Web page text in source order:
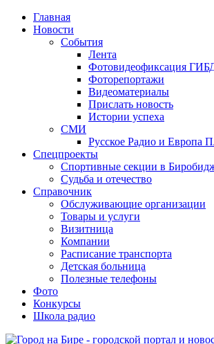
Главная
Новости
События
Лента
Фотовидеофиксация
Фоторепортажи
Видеоматериалы
Прислать новость
Истории успеха
СМИ
Русское Радио и Европа
Спецпроекты
Спортивные секции в
Судьба и отечество
Справочник
Обслуживающие организации
Товары и услуги
Визитница
Компании
Расписание транспорта
Детская больница
Полезные телефоны
Фото
Конкурсы
Школа радио